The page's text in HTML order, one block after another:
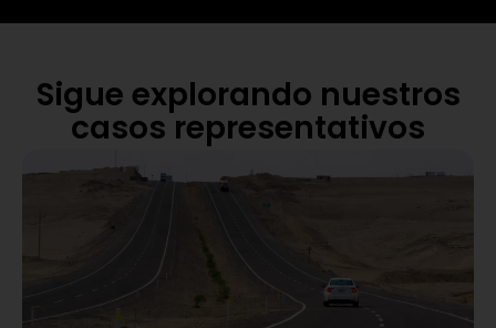
Sigue explorando nuestros
casos representativos